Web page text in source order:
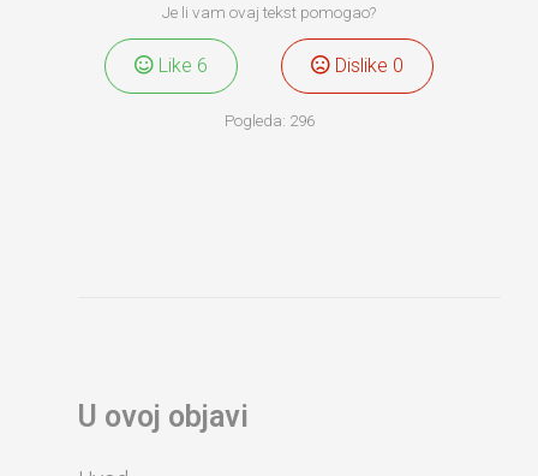
Je li vam ovaj tekst pomogao?
Like 6 Dislike 0
Pogleda: 296
U ovoj objavi